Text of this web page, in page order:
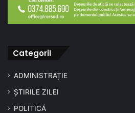
CategoriI
ADMINISTRAȚIE
ȘTIRILE ZILEI
POLITICĂ